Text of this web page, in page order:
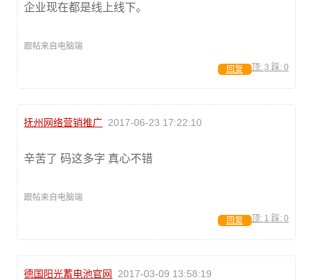
企业现在都是线上线下。
跟帖来自电脑端
顶: 3 踩: 0
回复
抚州网络营销推广 2017-06-23 17:22:10
辛苦了 码这多字 真心不错
跟帖来自电脑端
顶: 1 踩: 0
回复
德国阳光蓄电池官网 2017-03-09 13:58:19